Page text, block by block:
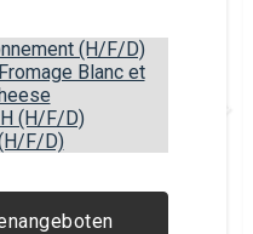
(H/F/D)
Blanc et
(H/F/D)
F/D)
Package EAN
5450007311459